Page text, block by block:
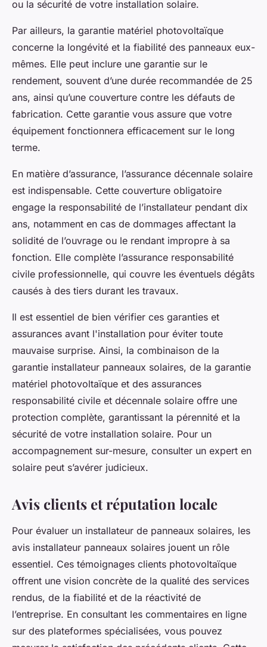
ou la sécurité de votre installation solaire.
Par ailleurs, la garantie matériel photovoltaïque
concerne la longévité et la fiabilité des panneaux eux-
mêmes. Elle peut inclure une garantie sur le
rendement, souvent d’une durée recommandée de 25
ans, ainsi qu’une couverture contre les défauts de
fabrication. Cette garantie vous assure que votre
équipement fonctionnera efficacement sur le long
terme.
En matière d’assurance, l’assurance décennale solaire
est indispensable. Cette couverture obligatoire
engage la responsabilité de l’installateur pendant dix
ans, notamment en cas de dommages affectant la
solidité de l’ouvrage ou le rendant impropre à sa
fonction. Elle complète l’assurance responsabilité
civile professionnelle, qui couvre les éventuels dégâts
causés à des tiers durant les travaux.
Il est essentiel de bien vérifier ces garanties et
assurances avant l'installation pour éviter toute
mauvaise surprise. Ainsi, la combinaison de la
garantie installateur panneaux solaires, de la garantie
matériel photovoltaïque et des assurances
responsabilité civile et décennale solaire offre une
protection complète, garantissant la pérennité et la
sécurité de votre installation solaire. Pour un
accompagnement sur-mesure, consulter un expert en
solaire peut s’avérer judicieux.
Avis clients et réputation locale
Pour évaluer un installateur de panneaux solaires, les
avis installateur panneaux solaires jouent un rôle
essentiel. Ces témoignages clients photovoltaïque
offrent une vision concrète de la qualité des services
rendus, de la fiabilité et de la réactivité de
l’entreprise. En consultant les commentaires en ligne
sur des plateformes spécialisées, vous pouvez